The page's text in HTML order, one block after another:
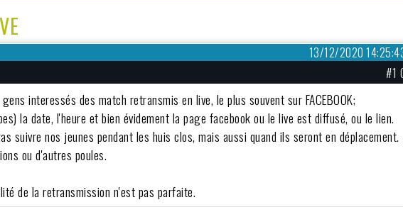
13/12/2020
#1
interessés des match retransmis en live, le plus souvent sur FACEBOOK;
la date, l'heure et bien évidement la page facebook ou le live est diffusé, ou le lien.
suivre nos jeunes pendant les huis clos, mais aussi quand ils seront en déplacement.
ou d'autres poules.
de la retransmission n'est pas parfaite.